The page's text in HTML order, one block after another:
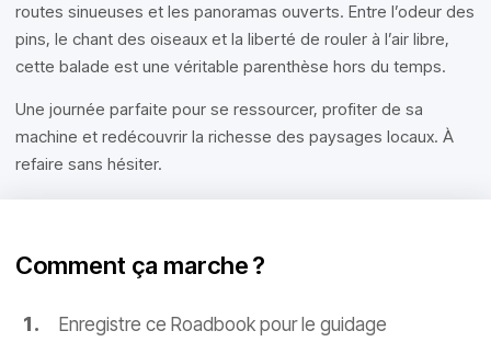
routes sinueuses et les panoramas ouverts. Entre l’odeur des
pins, le chant des oiseaux et la liberté de rouler à l’air libre,
cette balade est une véritable parenthèse hors du temps.
Une journée parfaite pour se ressourcer, profiter de sa
machine et redécouvrir la richesse des paysages locaux. À
refaire sans hésiter.
Comment ça marche ?
Enregistre ce Roadbook pour le guidage